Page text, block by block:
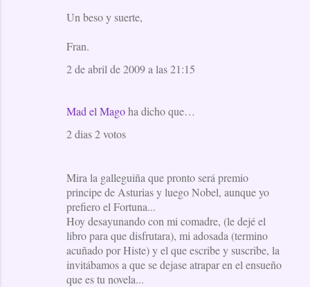
Un beso y suerte,
Fran.
2 de abril de 2009 a las 21:15
Mad el Magoha dicho que…
2 dias 2 votos
Mira la galleguiña que pronto será premio
principe de Asturias y luego Nobel, aunque yo
prefiero el Fortuna...
Hoy desayunando con mi comadre, (le dejé el
libro para que disfrutara), mi adosada (termino
acuñado por Histe) y el que escribe y suscribe, la
invitábamos a que se dejase atrapar en el ensueño
que es tu novela...